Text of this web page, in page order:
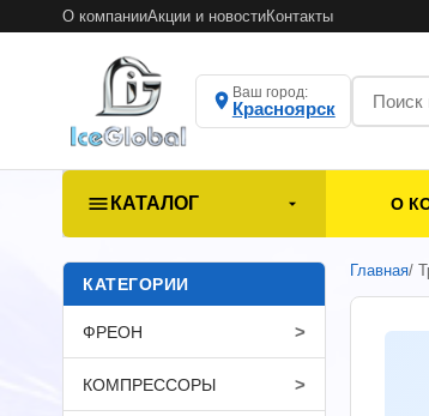
О компанииАкции и новостиКонтакты
Ваш город:
Красноярск
КАТАЛОГ О
КАТЕГОРИИ
ФРЕОН >
КОМПРЕССОРЫ >
Главная/